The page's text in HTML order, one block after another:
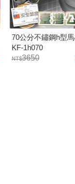
70公分不鏽鋼h型
KF-1h070
3650